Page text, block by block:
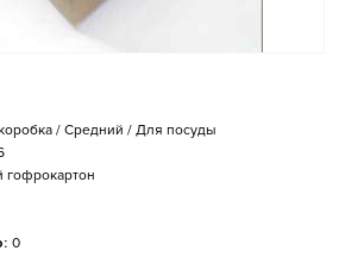
/ Средний / Для посуды
гофрокартон
0